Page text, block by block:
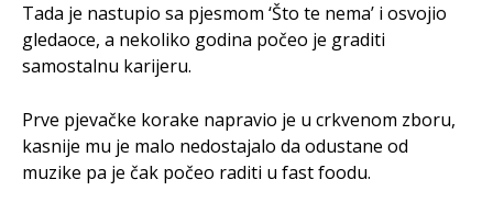
Tada je nastupio sa pjesmom ‘Što te nema’ i osvojio
gledaoce, a nekoliko godina počeo je graditi
samostalnu karijeru.
Prve pjevačke korake napravio je u crkvenom zboru,
kasnije mu je malo nedostajalo da odustane od
muzike pa je čak počeo raditi u fast foodu.